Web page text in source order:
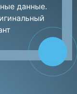
данные.